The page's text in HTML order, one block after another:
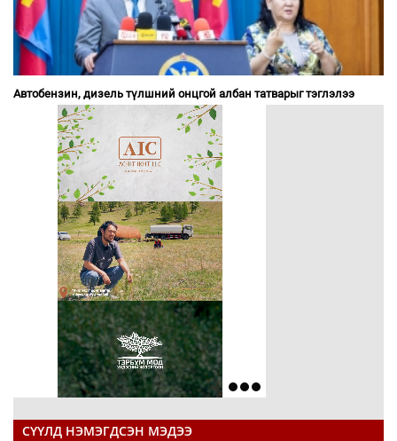
Автобензин, дизель түлшний онцгой албан татварыг тэглэлээ
СҮҮЛД НЭМЭГДСЭН МЭДЭЭ